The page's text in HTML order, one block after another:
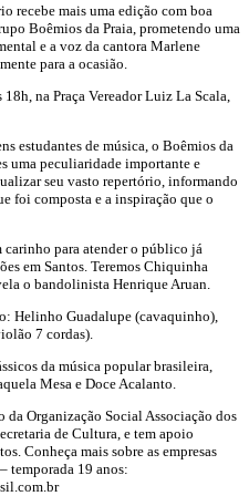
recebe mais uma edição com boa
Boêmios da Praia, prometendo uma
e a voz da cantora Marlene
para a ocasião.
na Praça Vereador Luiz La Scala,
estudantes de música, o Boêmios da
uma peculiaridade importante e
seu vasto repertório, informando
foi composta e a inspiração que o
carinho para atender o público já
em Santos. Teremos Chiquinha
o bandolinista Henrique Aruan.
Helinho Guadalupe (cavaquinho),
7 cordas).
da música popular brasileira,
Mesa e Doce Acalanto.
Organização Social Associação dos
de Cultura, e tem apoio
Conheça mais sobre as empresas
temporada 19 anos: